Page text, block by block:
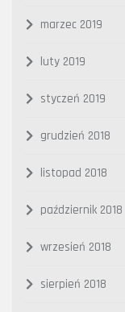
marzec 2019
luty 2019
styczeń 2019
grudzień 2018
listopad 2018
październik 2018
wrzesień 2018
sierpień 2018